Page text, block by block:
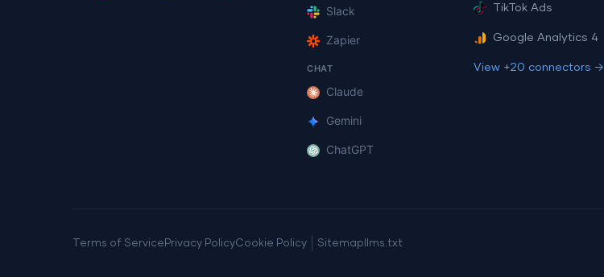
Slack
Zapier
CHAT
Claude
Gemini
ChatGPT
TikTok Ads
Google Analytics 4
View +20 connectors →
Terms of Service Privacy PolicyCookie Policy Sitemap llms.txt